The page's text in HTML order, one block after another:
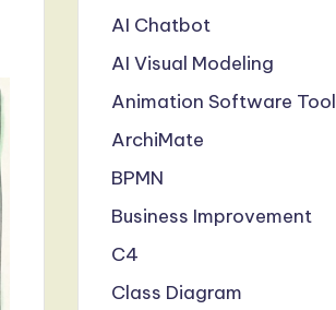
AI Chatbot
AI Visual Modeling
Animation Software Tool
ArchiMate
BPMN
Business Improvement
C4
Class Diagram